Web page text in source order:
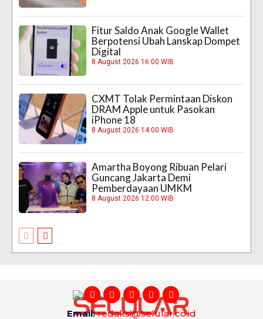
Fitur Saldo Anak Google Wallet
Berpotensi Ubah Lanskap Dompet
Digital
8 August 2026 16:00 WIB
CXMT Tolak Permintaan Diskon
DRAM Apple untuk Pasokan
iPhone 18
8 August 2026 14:00 WIB
Amartha Boyong Ribuan Pelari
Guncang Jakarta Demi
Pemberdayaan UMKM
8 August 2026 12:00 WIB
Email:redaksi@selular.co.id